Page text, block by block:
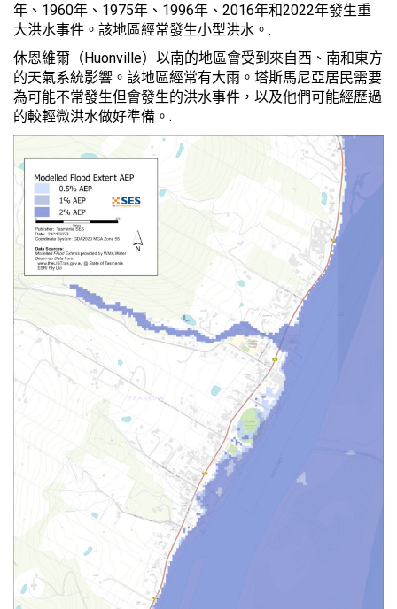
年、1960年、1975年、1996年、2016年和2022年發生重
大洪水事件。該地區經常發生小型洪水。.
休恩維爾（Huonville）以南的地區會受到來自西、南和東方
的天氣系統影響。該地區經常有大雨。塔斯馬尼亞居民需要
為可能不常發生但會發生的洪水事件，以及他們可能經歷過
的較輕微洪水做好準備。.